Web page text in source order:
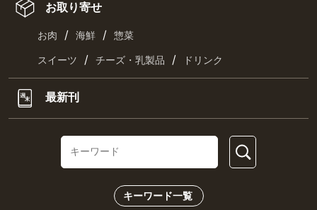
お取り寄せ
お肉 / 海鮮 / 惣菜
スイーツ / チーズ・乳製品 / ドリンク
最新刊
キーワード一覧